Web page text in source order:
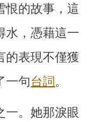
恨的故事，這
水，憑藉這一
的表現不僅獲
一句台詞。
一。她那淚眼